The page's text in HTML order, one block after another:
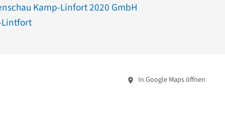
Kamp-Linfort 2020 GmbH
In Google Maps öffnen